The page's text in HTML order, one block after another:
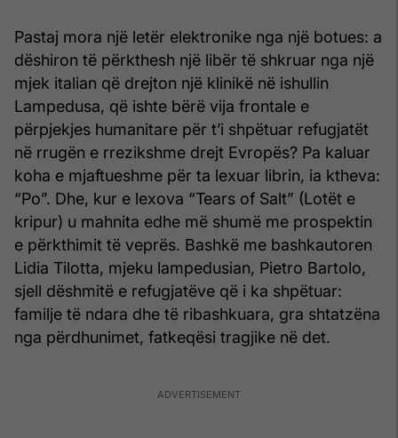
Pastaj mora një letër elektronike nga një botues: a
dëshiron të përkthesh një libër të shkruar nga një
mjek italian që drejton një klinikë në ishullin
Lampedusa, që ishte bërë vija frontale e
përpjekjes humanitare për t’i shpëtuar refugjatët
në rrugën e rrezikshme drejt Evropës? Pa kaluar
koha e mjaftueshme për ta lexuar librin, ia ktheva:
“Po”. Dhe, kur e lexova “Tears of Salt” (Lotët e
kripur) u mahnita edhe më shumë me prospektin
e përkthimit të veprës. Bashkë me bashkautoren
Lidia Tilotta, mjeku lampedusian, Pietro Bartolo,
sjell dëshmitë e refugjatëve që i ka shpëtuar:
familje të ndara dhe të ribashkuara, gra shtatzëna
nga përdhunimet, fatkeqësi tragjike në det.